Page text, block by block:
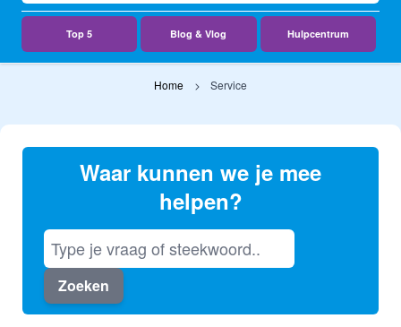
Top 5 Blog & Vlog Hulpcentrum
Home Service
Waar kunnen we je mee
helpen?
Zoeken